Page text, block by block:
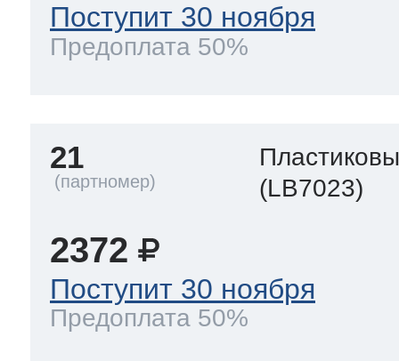
Поступит 30 ноября
Предоплата 50%
21
(LB7023)
2372
Поступит 30 ноября
Предоплата 50%